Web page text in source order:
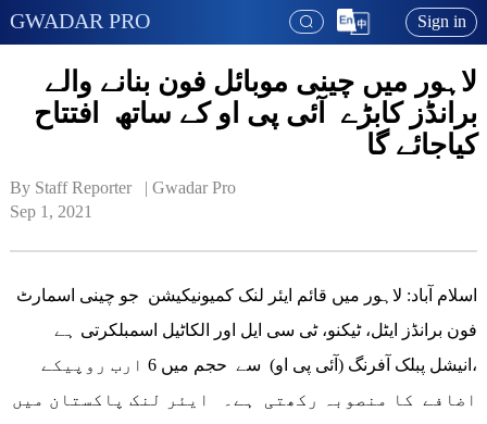
GWADAR PRO Sign in
لاہور میں چینی موبائل فون بنانے والے
برانڈز کابڑے آئی پی او کے ساتھ افتتاح
کیاجائے گا
By Staff Reporter   | Gwadar Pro
Sep 1, 2021
اسلام آباد: لاہور میں قائم ایئر لنک کمیونیکیشن جو چینی اسمارٹ
فون برانڈز ایٹل، ٹیکنو، ٹی سی ایل اور الکاٹیل اسمبلکرتی ہے
،انیشل پبلک آفرنگ (آئی پی او) سے حجم میں 6 ارب روپیکے
اضافے کا منصوبہ رکھتی ہے۔ ایئر لنک پاکستان میں